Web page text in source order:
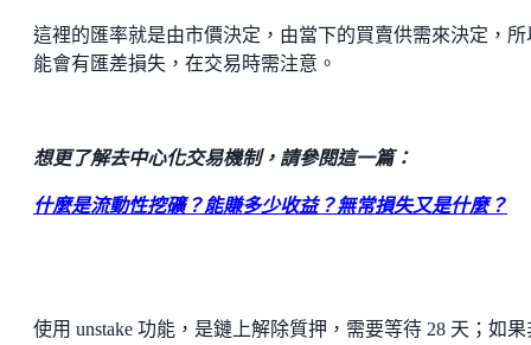
這裡的匯率就是由市價決定，由當下的買賣供需來決定，所
能會有匯差損失，在交易時需注意。
想更了解去中心化交易機制，請參閱這一篇：
什麼是流動性挖礦？能賺多少收益？無常損失又是什麼？
使用 unstake 功能，是鏈上解除質押，需要等待 28 天；如果